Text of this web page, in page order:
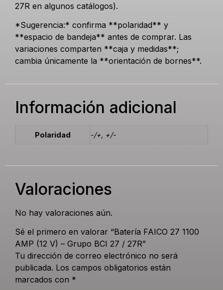
27R en algunos catálogos).
*Sugerencia:* confirma **polaridad** y
**espacio de bandeja** antes de comprar. Las
variaciones comparten **caja y medidas**;
cambia únicamente la **orientación de bornes**.
Información adicional
Polaridad -/+, +/-
Valoraciones
No hay valoraciones aún.
Sé el primero en valorar “Batería FAICO 27 1100
AMP (12 V) – Grupo BCI 27 / 27R”
Tu dirección de correo electrónico no será
publicada. Los campos obligatorios están
marcados con *